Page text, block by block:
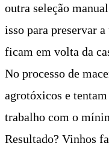
outra seleção
isso para preservar
ficam em volta da
No processo de
agrotóxicos e
trabalho com o
Resultado? Vinhos